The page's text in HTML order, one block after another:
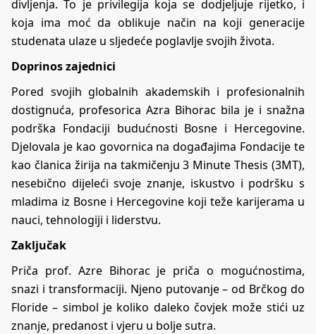
divljenja. To je privilegija koja se dodjeljuje rijetko, i
koja ima moć da oblikuje način na koji generacije
studenata ulaze u sljedeće poglavlje svojih života.
Doprinos zajednici
Pored svojih globalnih akademskih i profesionalnih
dostignuća, profesorica Azra Bihorac bila je i snažna
podrška Fondaciji budućnosti Bosne i Hercegovine.
Djelovala je kao govornica na događajima Fondacije te
kao članica žirija na takmičenju 3 Minute Thesis (3MT),
nesebično dijeleći svoje znanje, iskustvo i podršku s
mladima iz Bosne i Hercegovine koji teže karijerama u
nauci, tehnologiji i liderstvu.
Zaključak
Priča prof. Azre Bihorac je priča o mogućnostima,
snazi i transformaciji. Njeno putovanje – od Brčkog do
Floride – simbol je koliko daleko čovjek može stići uz
znanje, predanost i vjeru u bolje sutra.